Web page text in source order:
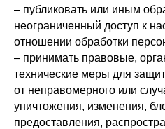
– публиковать или иным
неограниченный доступ к
отношении обработки
– принимать правовые,
технические меры для
от неправомерного или
уничтожения, изменения,
предоставления,